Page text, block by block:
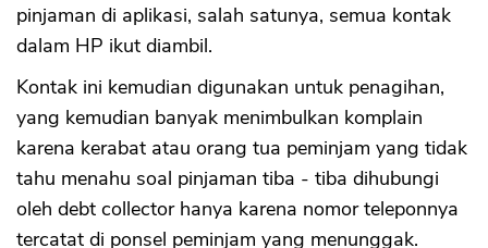
pinjaman di aplikasi, salah satunya, semua kontak
dalam HP ikut diambil.
Kontak ini kemudian digunakan untuk penagihan,
yang kemudian banyak menimbulkan komplain
karena kerabat atau orang tua peminjam yang tidak
tahu menahu soal pinjaman tiba - tiba dihubungi
oleh debt collector hanya karena nomor teleponnya
tercatat di ponsel peminjam yang menunggak.